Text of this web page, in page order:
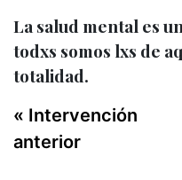
La salud mental es
todxs somos lxs de
totalidad.
« Intervención
anterior